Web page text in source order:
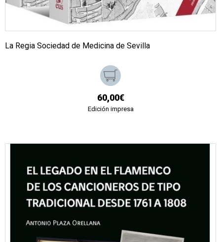
La Regia Sociedad de Medicina de Sevilla
60,00€
Edición impresa